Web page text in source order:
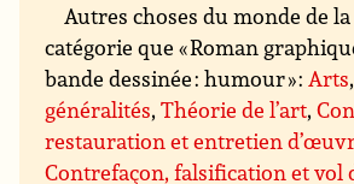
Autres choses du monde de
catégorie que « Roman
bande dessinée : humour » :Arts
généralités,Théorie de l’art,
restauration et entretien
Contrefaçon, falsification et vol